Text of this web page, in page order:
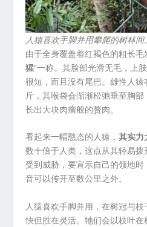
人猿喜欢手脚并用攀爬的树林间
由于全身覆盖着红褐色的粗长毛
猩”一称。其脸部光滑无毛，上
很短，而且没有尾巴。雄性人
斤，其喉袋会渐渐松弛垂至胸
长出大块肉瘤般的赘肉。
看起来一幅憨态的人猿，其实力
数十倍于人类，这点从其轻易
受到威胁，要宣示自己的领地
音可以传开至数公里之外。
人猿喜欢手脚并用，在树冠与
快但胜在灵活。牠们会以枝叶